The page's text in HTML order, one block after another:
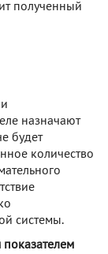
полученный
назначают
будет
количество
системы.